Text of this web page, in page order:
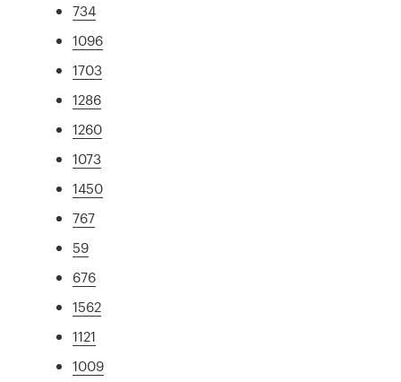
734
1096
1703
1286
1260
1073
1450
767
59
676
1562
1121
1009